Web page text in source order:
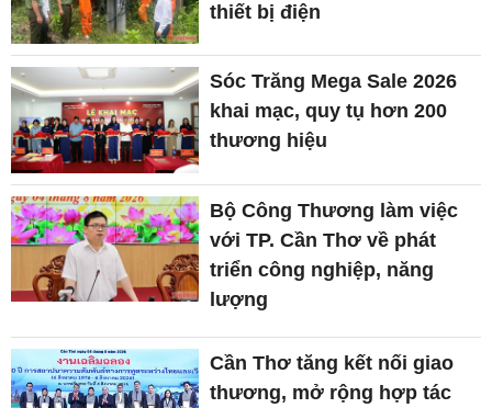
thiết bị điện
Sóc Trăng Mega Sale 2026
khai mạc, quy tụ hơn 200
thương hiệu
Bộ Công Thương làm việc
với TP. Cần Thơ về phát
triển công nghiệp, năng
lượng
Cần Thơ tăng kết nối giao
thương, mở rộng hợp tác